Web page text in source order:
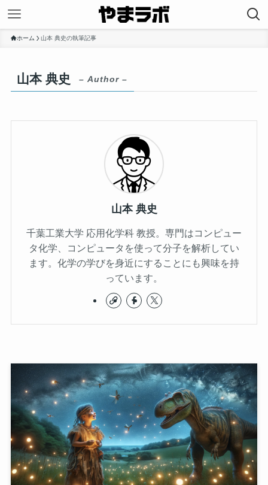
ホーム 山本 典史の執筆記事
山本 典史 – Author –
山本 典史
千葉工業大学 応用化学科 教授。専門はコンピュー
タ化学、コンピュータを使って分子を解析してい
ます。化学の学びを身近にすることにも興味を持
っています。